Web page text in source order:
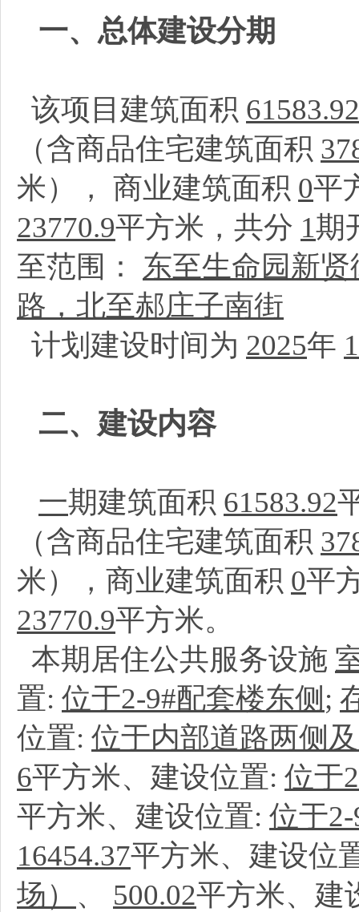
一、总体建设分期
该项目建筑面积 61583.92
（含商品住宅建筑面积
米）， 商业建筑面积 0平
23770.9平方米，共分 1期
至范围： 东至生命园新
路，北至郝庄子南街
计划建设时间为 2025年
二、建设内容
一期建筑面积 61583.92
（含商品住宅建筑面积
米），商业建筑面积 0平
23770.9平方米。
本期居住公共服务设施
置: 位于2-9#配套楼东侧 ;
位置: 位于内部道路两侧
6平方米、建设位置: 位于
平方米、建设位置: 位于
16454.37平方米、建设位
场） 、 500.02平方米、建